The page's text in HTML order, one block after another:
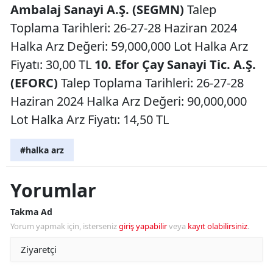
Ambalaj Sanayi A.Ş. (SEGMN) Talep
Toplama Tarihleri: 26-27-28 Haziran 2024
Halka Arz Değeri: 59,000,000 Lot Halka Arz
Fiyatı: 30,00 TL 10. Efor Çay Sanayi Tic. A.Ş.
(EFORC) Talep Toplama Tarihleri: 26-27-28
Haziran 2024 Halka Arz Değeri: 90,000,000
Lot Halka Arz Fiyatı: 14,50 TL
#halka arz
Yorumlar
Takma Ad
Yorum yapmak için, istersenizgiriş yapabilirveya kayıt olabilirsiniz.